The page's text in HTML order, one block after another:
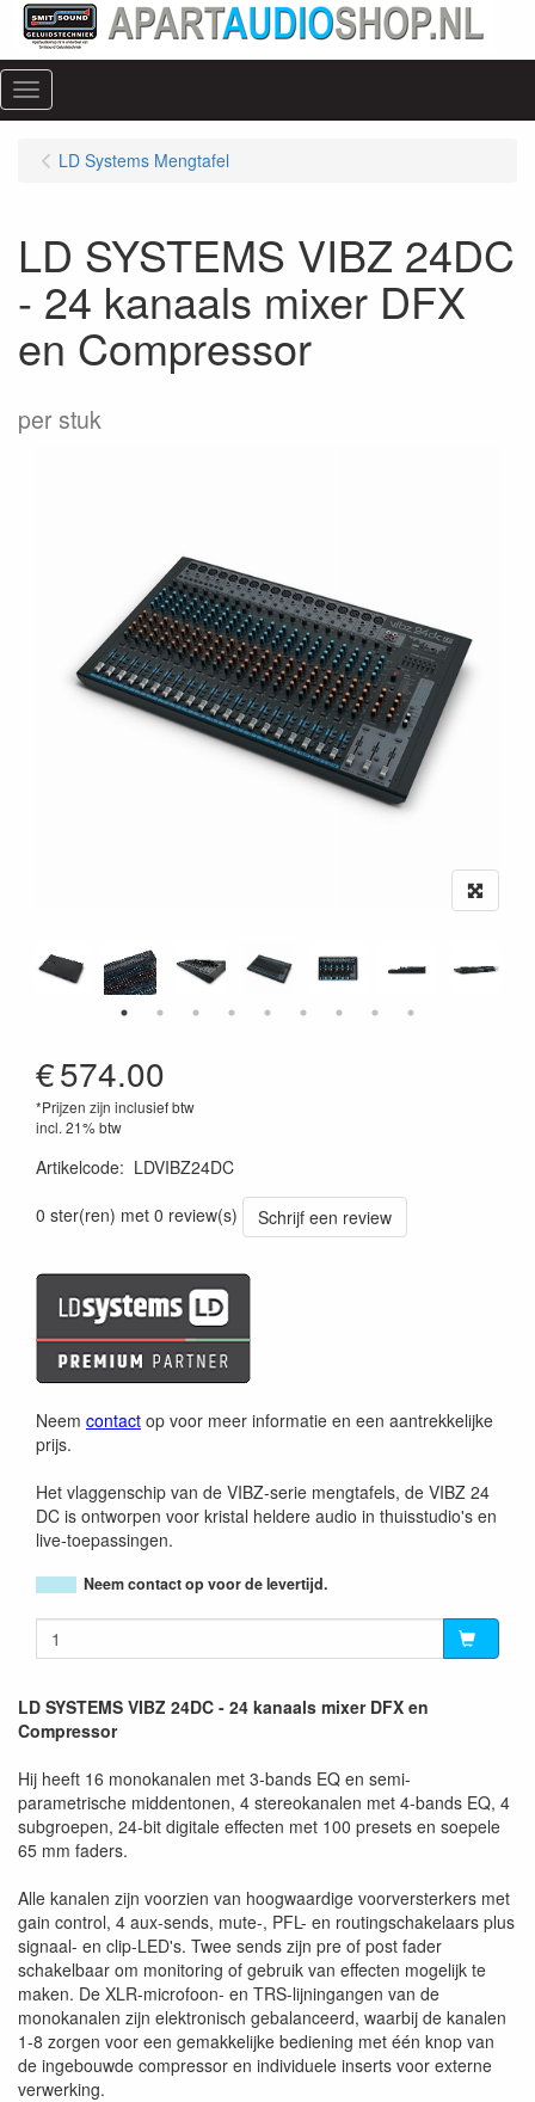
Menu
LD Systems Mengtafel
LD SYSTEMS VIBZ 24DC
- 24 kanaals mixer DFX
en Compressor
per stuk
€574.00
*Prijzen zijn inclusief btw
incl. 21% btw
Artikelcode: LDVIBZ24DC
0 ster(ren) met 0 review(s)
Schrijf een review
Neem contact op voor meer informatie en een aantrekkelijke
prijs.
Het vlaggenschip van de VIBZ-serie mengtafels, de VIBZ 24
DC is ontworpen voor kristal heldere audio in thuisstudio's en
live-toepassingen.
Neem contact op voor de levertijd.
LD SYSTEMS VIBZ 24DC - 24 kanaals mixer DFX en
Compressor
Hij heeft 16 monokanalen met 3-bands EQ en semi-
parametrische middentonen, 4 stereokanalen met 4-bands EQ, 4
subgroepen, 24-bit digitale effecten met 100 presets en soepele
65 mm faders.
Alle kanalen zijn voorzien van hoogwaardige voorversterkers met
gain control, 4 aux-sends, mute-, PFL- en routingschakelaars plus
signaal- en clip-LED's. Twee sends zijn pre of post fader
schakelbaar om monitoring of gebruik van effecten mogelijk te
maken. De XLR-microfoon- en TRS-lijningangen van de
monokanalen zijn elektronisch gebalanceerd, waarbij de kanalen
1-8 zorgen voor een gemakkelijke bediening met één knop van
de ingebouwde compressor en individuele inserts voor externe
verwerking.